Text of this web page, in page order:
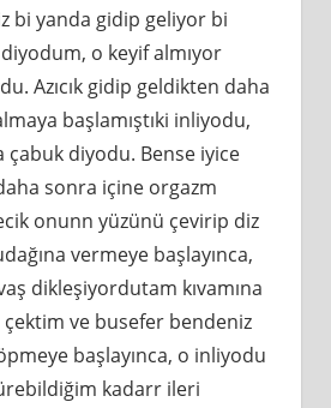
bi yanda gidip geliyor bi
o keyif almıyor
Azıcık gidip geldikten daha
başlamıştıki inliyodu,
çabuk diyodu. Bense iyice
sonra içine orgazm
onunn yüzünü çevirip diz
vermeye başlayınca,
dikleşiyordutam kıvamına
çektim ve busefer bendeniz
başlayınca, o inliyodu
kadarr ileri